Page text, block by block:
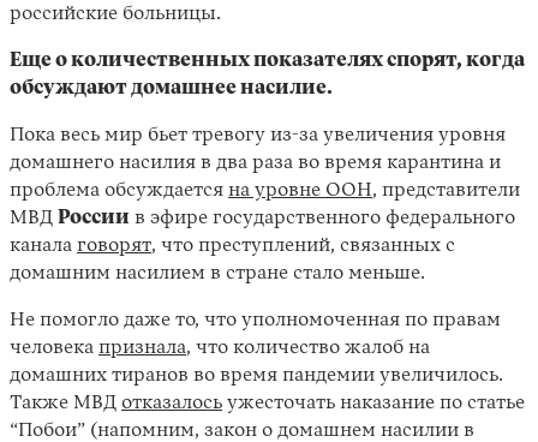
российские больницы.
Еще о количественных показателях спорят, когда
обсуждают домашнее насилие.
Пока весь мир бьет тревогу из-за увеличения уровня
домашнего насилия в два раза во время карантина и
проблема обсуждается на уровне ООН, представители
МВД России в эфире государственного федерального
канала говорят, что преступлений, связанных с
домашним насилием в стране стало меньше.
Не помогло даже то, что уполномоченная по правам
человека признала, что количество жалоб на
домашних тиранов во время пандемии увеличилось.
Также МВД отказалось ужесточать наказание по статье
“Побои” (напомним, закон о домашнем насилии в